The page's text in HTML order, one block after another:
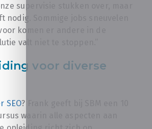
supervisie stukken over, maar
nodig. Sommige jobs sneuvelen
komen er andere in de
valt niet te stoppen.”
voor diverse
SEO? Frank geeft bij SBM een 10
waarin alle aspecten aan